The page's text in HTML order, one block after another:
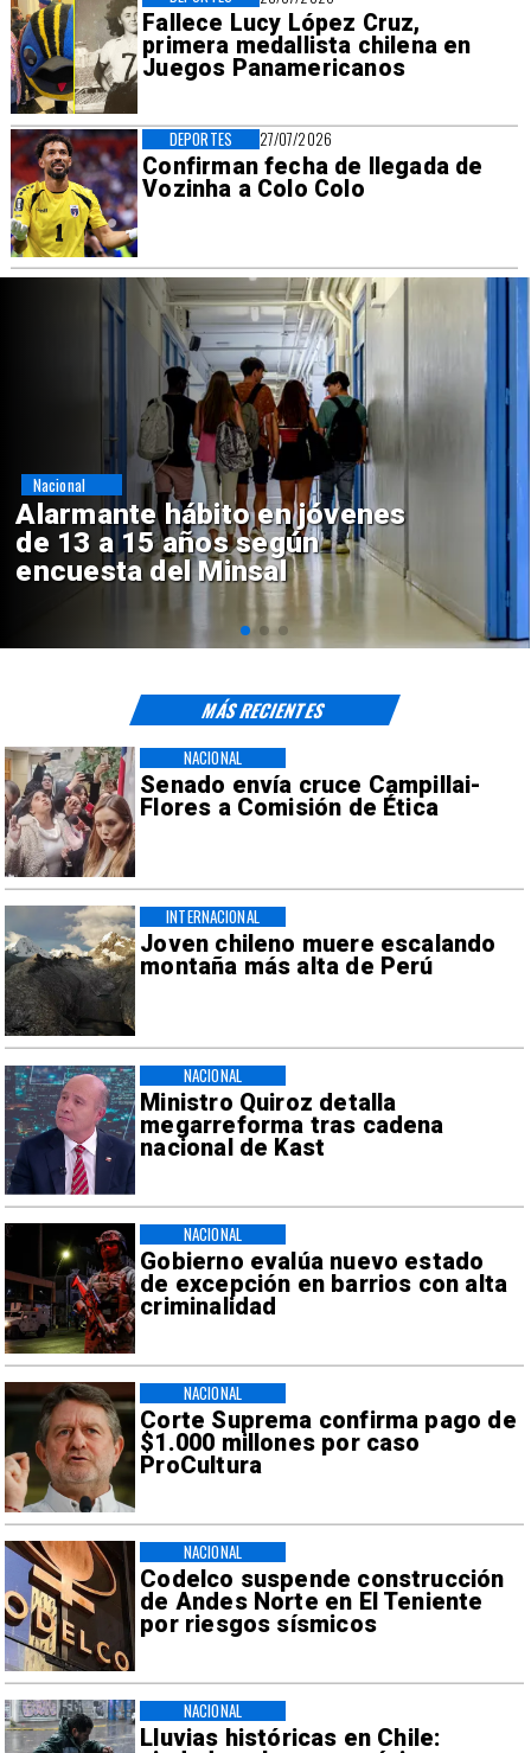
Fallece Lucy López Cruz,
primera medallista chilena en
Juegos Panamericanos
27/07/2026
Confirman fecha de llegada de
Vozinha a Colo Colo
DEPORTES
Aprueban creación del Parque
Sebastián Piñera con inversión
de $4 mil millones
Regiones
Senado envía cruce Campillai-
Flores a Comisión de Ética
NACIONAL
Joven chileno muere escalando
montaña más alta de Perú
INTERNACIONAL
Ministro Quiroz detalla
megarreforma tras cadena
nacional de Kast
NACIONAL
Gobierno evalúa nuevo estado
de excepción en barrios con alta
criminalidad
NACIONAL
Corte Suprema confirma pago de
$1.000 millones por caso
ProCultura
NACIONAL
Codelco suspende construcción
de Andes Norte en El Teniente
por riesgos sísmicos
NACIONAL
Lluvias históricas en Chile:
NACIONAL
MÁS RECIENTES